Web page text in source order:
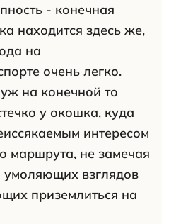
- конечная
находится здесь же,
на
очень легко.
на конечной то
у окошка, куда
интересом
маршрута, не замечая
умоляющих взглядов
приземлиться на